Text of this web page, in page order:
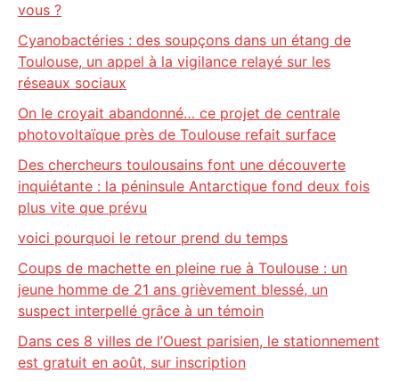
vous ?
Cyanobactéries : des soupçons dans un étang de
Toulouse, un appel à la vigilance relayé sur les
réseaux sociaux
On le croyait abandonné… ce projet de centrale
photovoltaïque près de Toulouse refait surface
Des chercheurs toulousains font une découverte
inquiétante : la péninsule Antarctique fond deux fois
plus vite que prévu
voici pourquoi le retour prend du temps
Coups de machette en pleine rue à Toulouse : un
jeune homme de 21 ans grièvement blessé, un
suspect interpellé grâce à un témoin
Dans ces 8 villes de l’Ouest parisien, le stationnement
est gratuit en août, sur inscription